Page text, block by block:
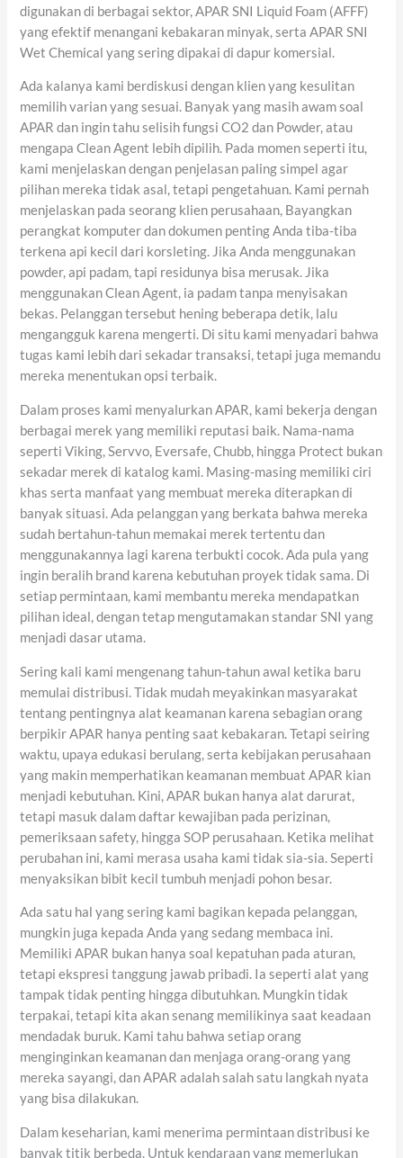
digunakan di berbagai sektor, APAR SNI Liquid Foam (AFFF)
yang efektif menangani kebakaran minyak, serta APAR SNI
Wet Chemical yang sering dipakai di dapur komersial.
Ada kalanya kami berdiskusi dengan klien yang kesulitan
memilih varian yang sesuai. Banyak yang masih awam soal
APAR dan ingin tahu selisih fungsi CO2 dan Powder, atau
mengapa Clean Agent lebih dipilih. Pada momen seperti itu,
kami menjelaskan dengan penjelasan paling simpel agar
pilihan mereka tidak asal, tetapi pengetahuan. Kami pernah
menjelaskan pada seorang klien perusahaan, Bayangkan
perangkat komputer dan dokumen penting Anda tiba-tiba
terkena api kecil dari korsleting. Jika Anda menggunakan
powder, api padam, tapi residunya bisa merusak. Jika
menggunakan Clean Agent, ia padam tanpa menyisakan
bekas. Pelanggan tersebut hening beberapa detik, lalu
mengangguk karena mengerti. Di situ kami menyadari bahwa
tugas kami lebih dari sekadar transaksi, tetapi juga memandu
mereka menentukan opsi terbaik.
Dalam proses kami menyalurkan APAR, kami bekerja dengan
berbagai merek yang memiliki reputasi baik. Nama-nama
seperti Viking, Servvo, Eversafe, Chubb, hingga Protect bukan
sekadar merek di katalog kami. Masing-masing memiliki ciri
khas serta manfaat yang membuat mereka diterapkan di
banyak situasi. Ada pelanggan yang berkata bahwa mereka
sudah bertahun-tahun memakai merek tertentu dan
menggunakannya lagi karena terbukti cocok. Ada pula yang
ingin beralih brand karena kebutuhan proyek tidak sama. Di
setiap permintaan, kami membantu mereka mendapatkan
pilihan ideal, dengan tetap mengutamakan standar SNI yang
menjadi dasar utama.
Sering kali kami mengenang tahun-tahun awal ketika baru
memulai distribusi. Tidak mudah meyakinkan masyarakat
tentang pentingnya alat keamanan karena sebagian orang
berpikir APAR hanya penting saat kebakaran. Tetapi seiring
waktu, upaya edukasi berulang, serta kebijakan perusahaan
yang makin memperhatikan keamanan membuat APAR kian
menjadi kebutuhan. Kini, APAR bukan hanya alat darurat,
tetapi masuk dalam daftar kewajiban pada perizinan,
pemeriksaan safety, hingga SOP perusahaan. Ketika melihat
perubahan ini, kami merasa usaha kami tidak sia-sia. Seperti
menyaksikan bibit kecil tumbuh menjadi pohon besar.
Ada satu hal yang sering kami bagikan kepada pelanggan,
mungkin juga kepada Anda yang sedang membaca ini.
Memiliki APAR bukan hanya soal kepatuhan pada aturan,
tetapi ekspresi tanggung jawab pribadi. Ia seperti alat yang
tampak tidak penting hingga dibutuhkan. Mungkin tidak
terpakai, tetapi kita akan senang memilikinya saat keadaan
mendadak buruk. Kami tahu bahwa setiap orang
menginginkan keamanan dan menjaga orang-orang yang
mereka sayangi, dan APAR adalah salah satu langkah nyata
yang bisa dilakukan.
Dalam keseharian, kami menerima permintaan distribusi ke
banyak titik berbeda. Untuk kendaraan yang memerlukan